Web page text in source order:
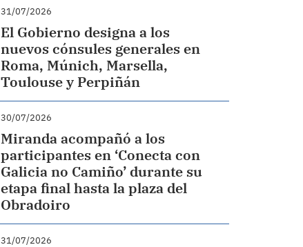
31/07/2026
El Gobierno designa a los
nuevos cónsules generales en
Roma, Múnich, Marsella,
Toulouse y Perpiñán
30/07/2026
Miranda acompañó a los
participantes en ‘Conecta con
Galicia no Camiño’ durante su
etapa final hasta la plaza del
Obradoiro
31/07/2026